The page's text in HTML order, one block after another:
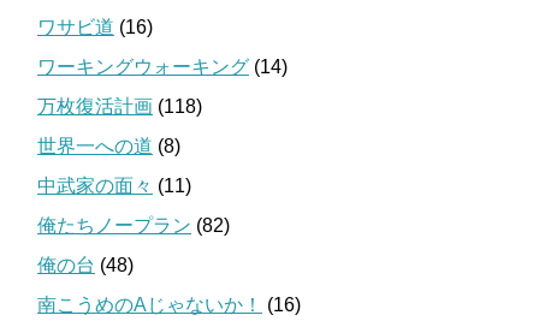
ワサビ道 (16)
ワーキングウォーキング (14)
万枚復活計画 (118)
世界一への道 (8)
中武家の面々 (11)
俺たちノープラン (82)
俺の台 (48)
南こうめのAじゃないか！
(16)